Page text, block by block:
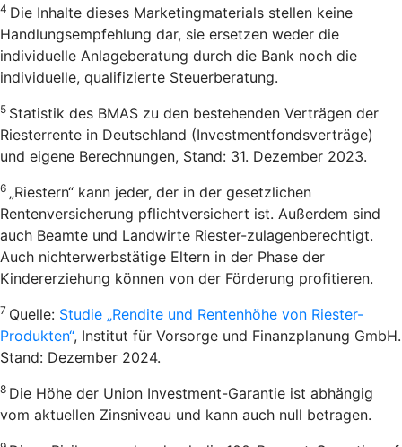
4 Die Inhalte dieses Marketingmaterials stellen keine
Handlungsempfehlung dar, sie ersetzen weder die
individuelle Anlageberatung durch die Bank noch die
individuelle, qualifizierte Steuerberatung.
5 Statistik des BMAS zu den bestehenden Verträgen der
Riesterrente in Deutschland (Investmentfondsverträge)
und eigene Berechnungen, Stand: 31. Dezember 2023.
6 „Riestern“ kann jeder, der in der gesetzlichen
Rentenversicherung pflichtversichert ist. Außerdem sind
auch Beamte und Landwirte Riester-zulagenberechtigt.
Auch nichterwerbstätige Eltern in der Phase der
Kindererziehung können von der Förderung profitieren.
7 Quelle: Studie „Rendite und Rentenhöhe von Riester-
Produkten“, Institut für Vorsorge und Finanzplanung GmbH.
Stand: Dezember 2024.
8 Die Höhe der Union Investment-Garantie ist abhängig
vom aktuellen Zinsniveau und kann auch null betragen.